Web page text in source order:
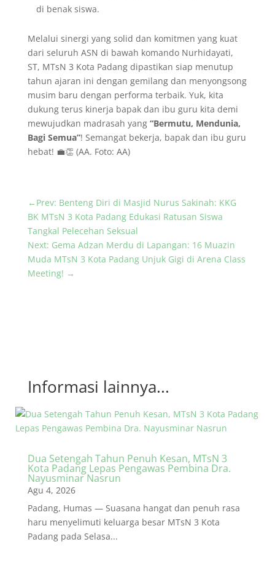
di benak siswa.
​Melalui sinergi yang solid dan komitmen yang kuat
dari seluruh ASN di bawah komando Nurhidayati,
ST, MTsN 3 Kota Padang dipastikan siap menutup
tahun ajaran ini dengan gemilang dan menyongsong
musim baru dengan performa terbaik. Yuk, kita
dukung terus kinerja bapak dan ibu guru kita demi
mewujudkan madrasah yang “Bermutu, Mendunia,
Bagi Semua”! Semangat bekerja, bapak dan ibu guru
hebat! 💼👏 (AA. Foto: AA)
← Prev: Benteng Diri di Masjid Nurus Sakinah: KKG
BK MTsN 3 Kota Padang Edukasi Ratusan Siswa
Tangkal Pelecehan Seksual
Next: Gema Adzan Merdu di Lapangan: 16 Muazin
Muda MTsN 3 Kota Padang Unjuk Gigi di Arena Class
Meeting! →
Informasi lainnya...
Dua Setengah Tahun Penuh Kesan, MTsN 3
Kota Padang Lepas Pengawas Pembina Dra.
Nayusminar Nasrun
Agu 4, 2026
Padang, Humas — Suasana hangat dan penuh rasa
haru menyelimuti keluarga besar MTsN 3 Kota
Padang pada Selasa...